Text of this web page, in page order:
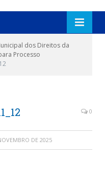
dos Direitos da
Processo
0
DE 2025